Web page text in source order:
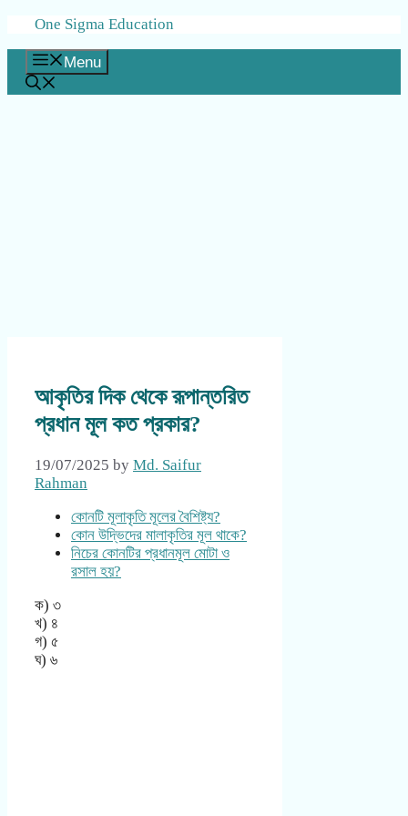
Skip
content
One Sigma Education
Menu
আকৃতির দিক থেকে রূপান্তরিত
প্রধান মূল কত প্রকার?
19/07/2025 by Md. Saifur
Rahman
কোনটি মূলাকৃতি মূলের বৈশিষ্ট্য?
কোন উদ্ভিদের মালাকৃতির মূল থাকে?
নিচের কোনটির প্রধানমূল মোটা ও
রসাল হয়?
ক) ৩
খ) ৪
গ) ৫
ঘ) ৬